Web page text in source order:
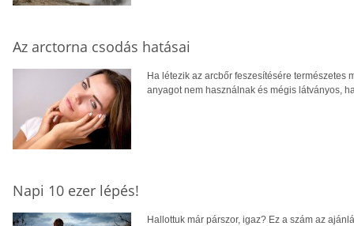
Az arctorna csodás hatásai
Ha létezik az arcbőr feszesítésére természetes
anyagot nem használnak és mégis látványos,
Napi 10 ezer lépés!
Hallottuk már párszor, igaz? Ez a szám az